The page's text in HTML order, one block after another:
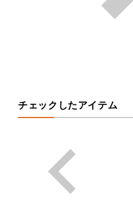
チェックしたアイテム